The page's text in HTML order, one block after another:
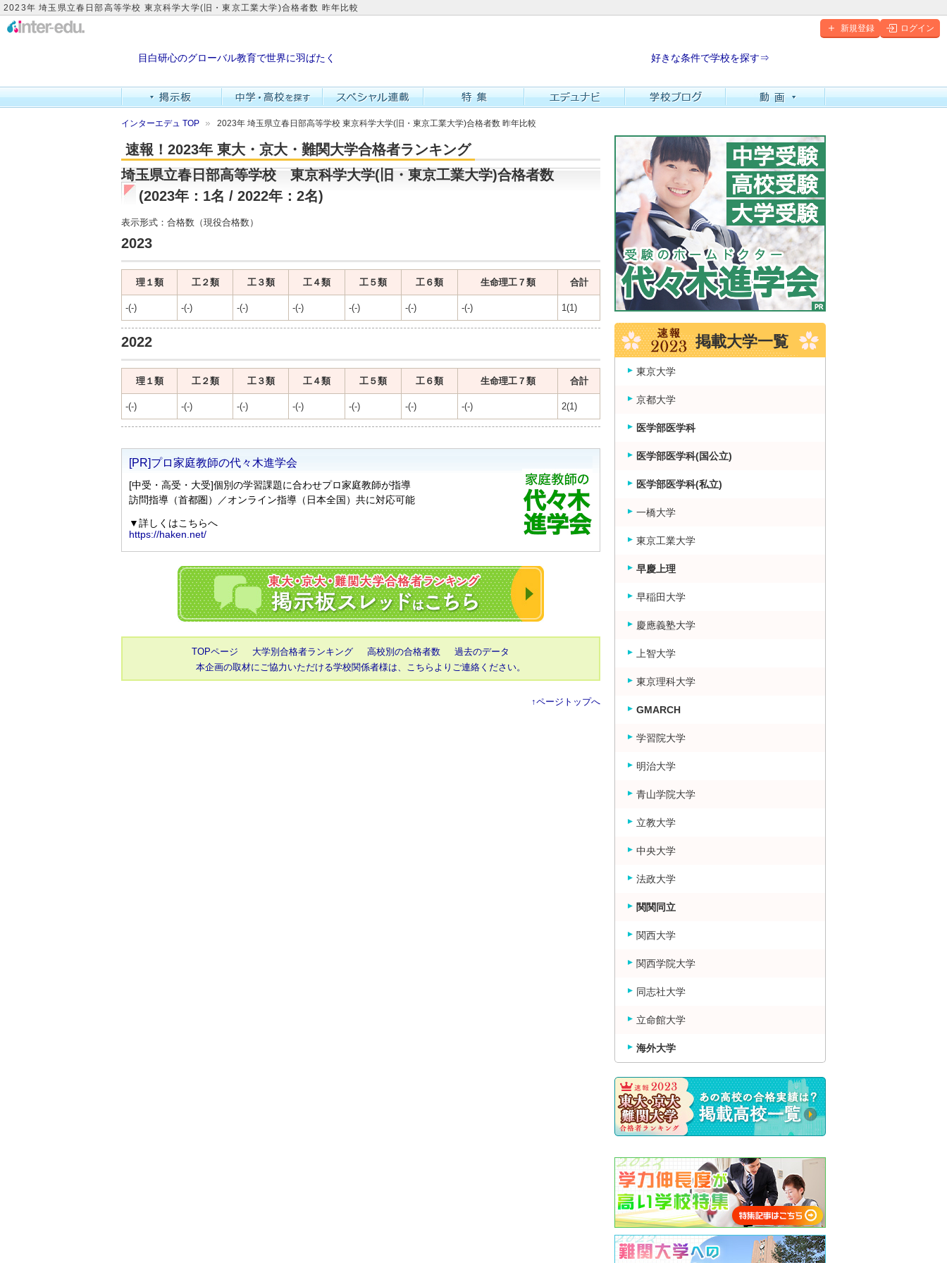
2023年 埼玉県立春日部高等学校 東京科学大学(旧・東京工業大学)合格者数 昨年比較
新規登録 ログイン
目白研心のグローバル教育で世界に羽ばたく 好きな条件で学校を探す⇒
インターエデュ TOP 2023年 埼玉県立春日部高等学校 東京科学大学(旧・東京工業大学)合格者数 昨年比較
速報！2023年 東大・京大・難関大学合格者ランキング
埼玉県立春日部高等学校 東京科学大学(旧・東京工業大学)合格者数
(2023年：1名 / 2022年：2名)
表示形式：合格数（現役合格数）
2023
理１類 工２類 工３類 工４類 工５類 工６類 生命理工７類 合計
-(-) -(-) -(-) -(-) -(-) -(-) -(-) 1(1)
2022
理１類 工２類 工３類 工４類 工５類 工６類 生命理工７類 合計
-(-) -(-) -(-) -(-) -(-) -(-) -(-) 2(1)
2023年 東大・京大・難関大学合格者数ランキング 掲示板
TOPページ 大学別合格者ランキング 高校別の合格者数
過去のデータ
本企画の取材にご協力いただける学校関係者様は、こちらよりご連絡ください。
↑ページトップへ
掲載大学一覧
東京大学
京都大学
医学部医学科
医学部医学科(国公立)
医学部医学科(私立)
一橋大学
東京工業大学
早慶上理
早稲田大学
慶應義塾大学
上智大学
東京理科大学
GMARCH
学習院大学
明治大学
青山学院大学
立教大学
中央大学
法政大学
関関同立
関西大学
関西学院大学
同志社大学
立命館大学
海外大学